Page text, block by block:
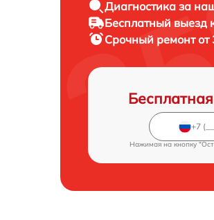
Диагностика за
Бесплатный выезд
Срочный ремонтот
Нажимая на кнопку